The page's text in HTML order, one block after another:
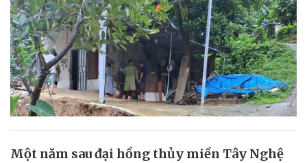
Một năm sau đại hồng thủy miền Tây Nghệ